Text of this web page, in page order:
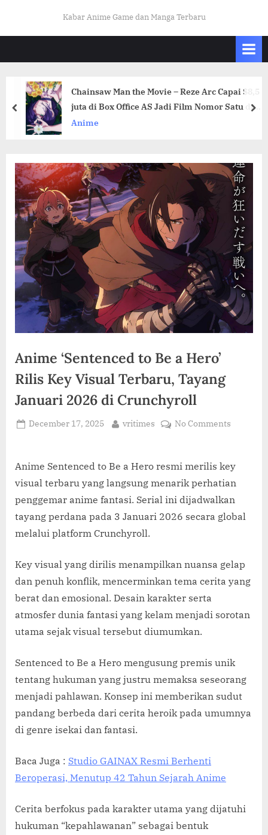
K
A
U
I
N
D
O
.
C
O
M
Kabar Anime Game dan Manga Terbaru
Chainsaw Man the Movie – Reze Arc Capai $8,5
juta di Box Office AS Jadi Film Nomor Satu di
Amerika
Anime
prev
Anime ‘Sentenced to Be a Hero’
Rilis Key Visual Terbaru, Tayang
Januari 2026 di Crunchyroll
Posted
December 17, 2025 By
vritimes No Commentson
to
Hero’
Rilis
Terbaru,
Januari
di
Anime Sentenced to Be a Hero resmi merilis key
visual terbaru yang langsung menarik perhatian
penggemar anime fantasi. Serial ini dijadwalkan
tayang perdana pada 3 Januari 2026 secara global
melalui platform Crunchyroll.
Key visual yang dirilis menampilkan nuansa gelap
dan penuh konflik, mencerminkan tema cerita yang
berat dan emosional. Desain karakter serta
atmosfer dunia fantasi yang kelam menjadi sorotan
utama sejak visual tersebut diumumkan.
Sentenced to Be a Hero mengusung premis unik
tentang hukuman yang justru memaksa seseorang
menjadi pahlawan. Konsep ini memberikan sudut
pandang berbeda dari cerita heroik pada umumnya
di genre isekai dan fantasi.
Baca Juga : Studio GAINAX Resmi Berhenti
Beroperasi, Menutup 42 Tahun Sejarah Anime
Cerita berfokus pada karakter utama yang dijatuhi
hukuman “kepahlawanan” sebagai bentuk